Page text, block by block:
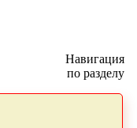
Навигация
по разделу